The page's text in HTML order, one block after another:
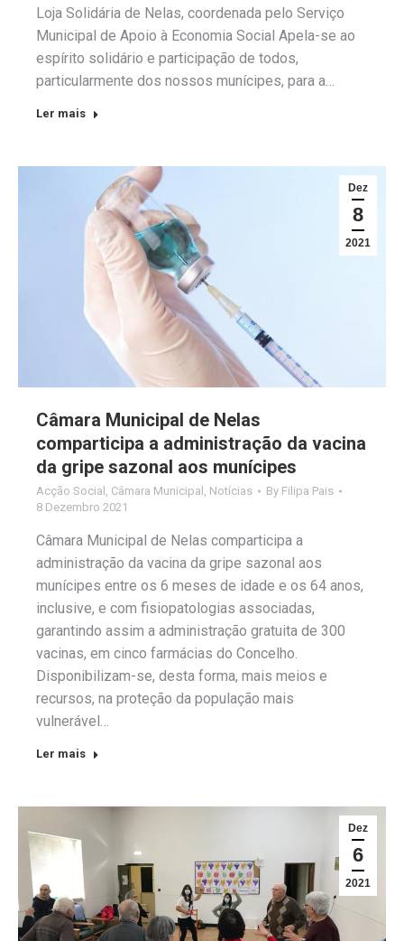
Loja Solidária de Nelas, coordenada pelo Serviço
Municipal de Apoio à Economia Social Apela-se ao
espírito solidário e participação de todos,
particularmente dos nossos munícipes, para a…
Ler mais
Dez
8
2021
Câmara Municipal de Nelas
comparticipa a administração da vacina
da gripe sazonal aos munícipes
Acção Social Câmara Municipal Notícias By Filipa Pais
8 Dezembro 2021
Câmara Municipal de Nelas comparticipa a
administração da vacina da gripe sazonal aos
munícipes entre os 6 meses de idade e os 64 anos,
inclusive, e com fisiopatologias associadas,
garantindo assim a administração gratuita de 300
vacinas, em cinco farmácias do Concelho.
Disponibilizam-se, desta forma, mais meios e
recursos, na proteção da população mais
vulnerável…
Ler mais
Dez
6
2021